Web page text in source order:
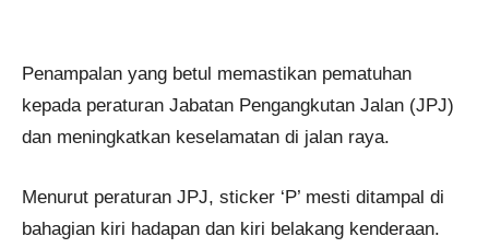
Penampalan yang betul memastikan pematuhan
kepada peraturan Jabatan Pengangkutan Jalan (JPJ)
dan meningkatkan keselamatan di jalan raya.
Menurut peraturan JPJ, sticker ‘P’ mesti ditampal di
bahagian kiri hadapan dan kiri belakang kenderaan.